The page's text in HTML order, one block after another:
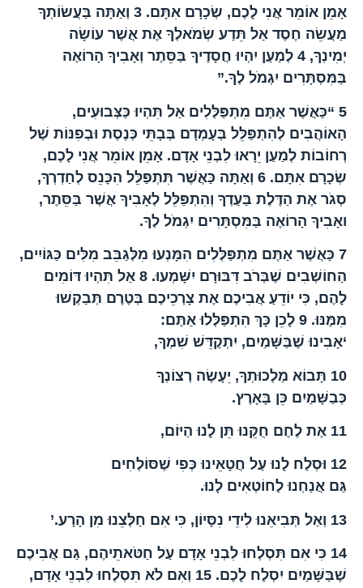
אָמֵן אוֹמֵר אֲנִי לָכֶם, שְׂכָרָם אִתָּם. 3 וְאַתָּה בַּעֲשׂוֹתְךָ
מַעֲשֵׂה חֶסֶד אַל תֵּדַע שְׂמֹאלְךָ אֶת אֲשֶׁר עוֹשָׂה
יְמִינְךָ, 4 לְמַעַן יִהְיוּ חֲסָדֶיךָ בַּסֵּתֶר וְאָבִיךָ הָרוֹאֶה
בַּמִּסְתָּרִים יִגְמֹל לְךָ.”
5 “כַּאֲשֶׁר אַתֶּם מִתְפַּלְּלִים אַל תִּהְיוּ כַּצְּבוּעִים,
הָאוֹהֲבִים לְהִתְפַּלֵּל בְּעָמְדָם בְּבָתֵּי כְּנֶסֶת וּבְפִנּוֹת שֶׁל
רְחוֹבוֹת לְמַעַן יֵרָאוּ לִבְנֵי אָדָם. אָמֵן אוֹמֵר אֲנִי לָכֶם,
שְׂכָרָם אִתָּם. 6 וְאַתָּה כַּאֲשֶׁר תִּתְפַּלֵּל הִכָּנֵס לְחַדְרְךָ,
סְגֹר אֶת הַדֶּלֶת בַּעַדְךָ וְהִתְפַּלֵּל לְאָבִיךָ אֲשֶׁר בַּסֵּתֶר,
ואָבִיךָ הָרוֹאֶה בַּמִּסְתָּרִים יִגְמֹל לְךָ.
7 כַּאֲשֶׁר אַתֶּם מִתְפַּלְּלִים הִמָּנְעוּ מִלְּגַבֵּב מִלִּים כַּגּוֹיִים,
הַחוֹשְׁבִים שֶׁבְּרֹב דִּבּוּרָם יִשָּׁמְעוּ. 8 אַל תִּהְיוּ דּוֹמִים
לָהֶם, כִּי יוֹדֵעַ אֲבִיכֶם אֶת צָרְכֵיכֶם בְּטֶרֶם תְּבַקְשׁוּ
מִמֶּנּוּ. 9 לָכֵן כָּךְ הִתְפַּלְּלוּ אַתֶּם:
‘אָבִינוּ שֶׁבַּשָּׁמַיִם, יִתְקַדֵּשׁ שִׁמְךָ,
10 תָּבוֹא מַלְכוּתְךָ, יֵעָשֶׂה רְצוֹנְךָ
כְּבַשָּׁמַיִם כֵּן בָּאָרֶץ.
11 אֶת לֶחֶם חֻקֵּנוּ תֵּן לָנוּ הַיּוֹם,
12 וּסְלַח לָנוּ עַל חֲטָאֵינוּ כְּפִי שֶׁסּוֹלְחִים
גַּם אֲנַחְנוּ לַחוֹטְאִים לָנוּ.
13 וְאַל תְּבִיאֵנוּ לִידֵי נִסָּיוֹן, כִּי אִם חַלְּצֵנוּ מִן הָרָע.’
14 כִּי אִם תִּסְלְחוּ לִבְנֵי אָדָם עַל חַטֹּאתֵיהֶם, גַּם אֲבִיכֶם
שֶׁבַּשָּׁמַיִם יִסְלַח לָכֶם. 15 וְאִם לֹא תִּסְלְחוּ לִבְנֵי אָדָם,